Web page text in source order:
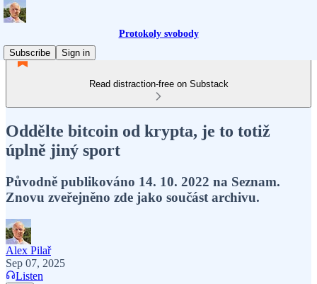
Protokoly svobody
Subscribe
Sign in
Read distraction-free on Substack
Oddělte bitcoin od krypta, je to totiž
úplně jiný sport
Původně publikováno 14. 10. 2022 na Seznam.
Znovu zveřejněno zde jako součást archivu.
Alex Pilař
Sep 07, 2025
Listen